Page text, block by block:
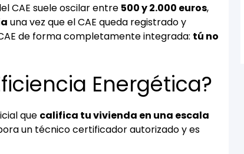
CAE suele oscilar entre 500 y 2.000 euros,
una vez que el CAE queda registrado y
de forma completamente integrada: tú no
Energética?
que califica tu vivienda en una escala
un técnico certificador autorizado y es